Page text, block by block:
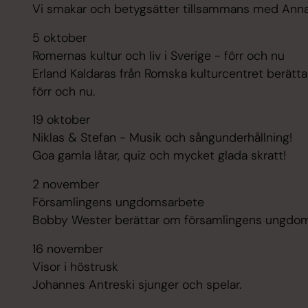
Vi smakar och betygsätter tillsammans med
5 oktober
Romernas kultur och liv i Sverige - förr och nu
Erland Kaldaras från Romska kulturcentret
förr och nu.
19 oktober
Niklas & Stefan - Musik och sångunderhållning!
Goa gamla låtar, quiz och mycket glada skratt!
2 november
Församlingens ungdomsarbete
Bobby Wester berättar om församlingens
16 november
Visor i höstrusk
Johannes Antreski sjunger och spelar.